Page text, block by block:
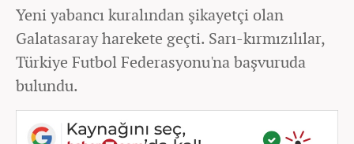
Yeni yabancı kuralından şikayetçi olan
Galatasaray harekete geçti. Sarı-kırmızılılar,
Türkiye Futbol Federasyonu'na başvuruda
bulundu.